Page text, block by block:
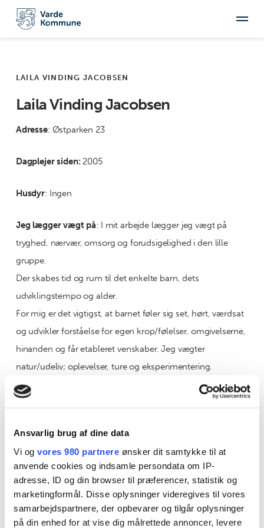
Ansvarlig brug af dine data
Vi og vores 980 partnere ønsker dit samtykke til at
anvende cookies og indsamle persondata om IP-
adresse, ID og din browser til præferencer, statistik og
marketingformål. Disse oplysninger videregives til vores
samarbejdspartnere, der opbevarer og tilgår oplysninger
på din enhed for at vise dig målrettede annoncer, levere
LAILA VINDING JACOBSEN
Laila Vinding Jacobsen
Adresse: Østparken 23
Dagplejer siden:2005
Husdyr: Ingen
Jeg lægger vægt på: I mit arbejde lægger jeg vægt på
tryghed, nærvær, omsorg og forudsigelighed i den lille
gruppe.
Der skabes tid og rum til det enkelte barn, dets
udviklingstempo og alder.
For mig er det vigtigst, at barnet føler sig set, hørt, værdsat
og udvikler forståelse for egen krop/følelser, omgivelserne,
hinanden og får etableret venskaber. Jeg vægter
natur/udeliv; oplevelser, ture og eksperimentering.
Jeg arbejder med kultur/årets traditioner.
Jeg bruger sang/rim/remser i hverdagen.
og legestue, som vi har en gang i ugen, at børnene øver sig
i at være en del af et større fællesskab og møder nye
kammerater.